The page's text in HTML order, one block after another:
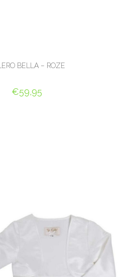
BELLA – ROZE
€59,95